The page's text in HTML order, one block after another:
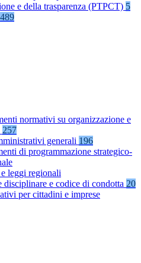
e della trasparenza (PTPCT) 5
489
normativi su organizzazione e
257
generali 196
di programmazione strategico-
leggi regionali
disciplinare e codice di condotta 20
per cittadini e imprese